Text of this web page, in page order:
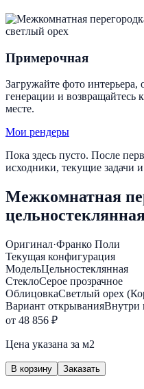
Примерочная
Загружайте фото
генерации и
месте.
Мои рендеры
Пока здесь пусто. После
исходники, текущие задачи
Межкомнатная
Оригинал·Франко Поли
Текущая конфигурация
МодельЦельностеклянная
СтеклоСерое прозрачное
ОблицовкаСветлый орех
Вариант открыванияВнутри
от 48 856 ₽
Цена указана за м2
В корзину Заказать